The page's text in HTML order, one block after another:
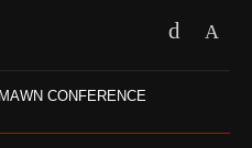
WN CONFERENCE